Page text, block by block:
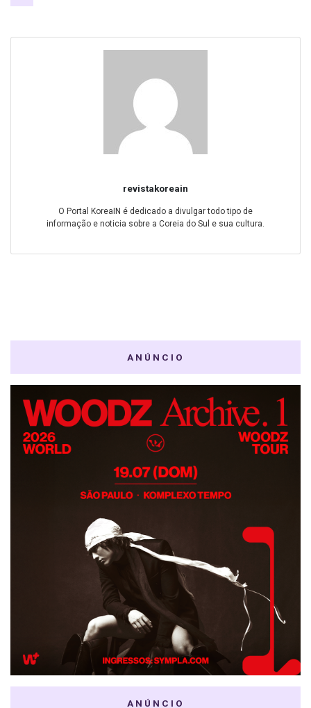
revistakoreain
O Portal KoreaIN é dedicado a divulgar todo tipo de
informação e noticia sobre a Coreia do Sul e sua cultura.
ANÚNCIO
ANÚNCIO